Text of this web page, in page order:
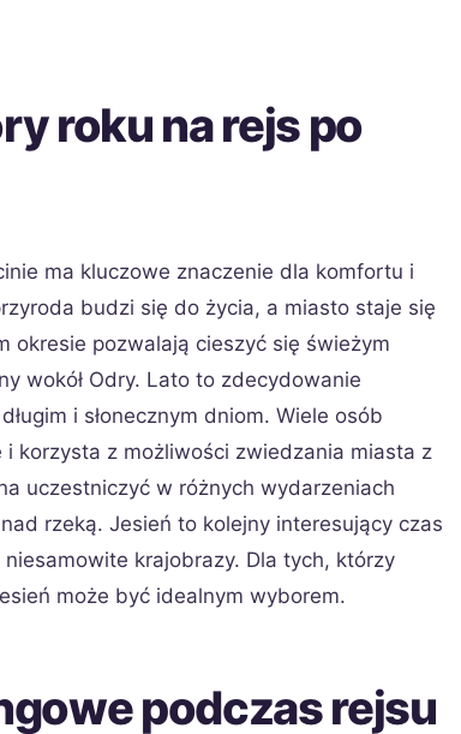
roku na rejs po
ma kluczowe znaczenie dla komfortu i
budzi się do życia, a miasto staje się
okresie pozwalają cieszyć się świeżym
wokół Odry. Lato to zdecydowanie
i słonecznym dniom. Wiele osób
korzysta z możliwości zwiedzania miasta z
uczestniczyć w różnych wydarzeniach
rzeką. Jesień to kolejny interesujący czas
krajobrazy. Dla tych, którzy
może być idealnym wyborem.
podczas rejsu